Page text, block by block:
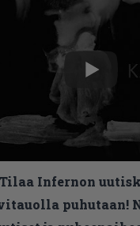
Tilaa Infernon
puhutaan!